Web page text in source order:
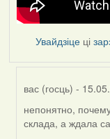
Увайдзіце ці
вас (госць) -
In
reply
непонятно,
склада, а ждала